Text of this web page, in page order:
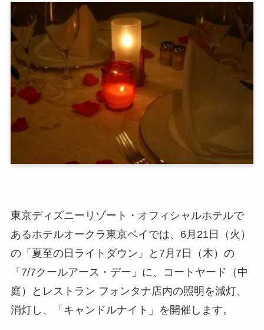
東京ディズニーリゾート・オフィシャルホテルで
あるホテルオークラ東京ベイでは、6月21日（火）
の「夏至の日ライトダウン」と7月7日（木）の
「7/7クールアース・デー」に、コートヤード（中
庭）とレストラン フォンタナ店内の照明を減灯、
消灯し、「キャンドルナイト」を開催します。